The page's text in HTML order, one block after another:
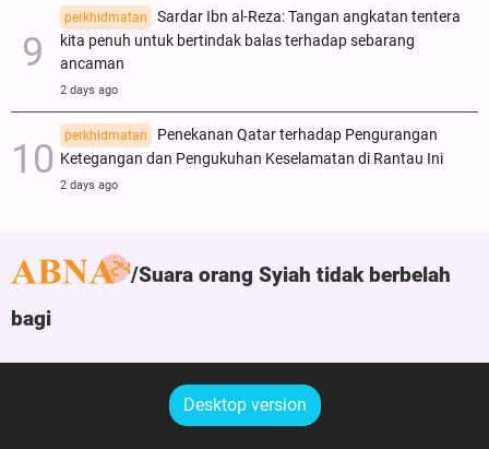
perkhidmatan
Sardar Ibn al-Reza: Tangan angkatan tentera
kita penuh untuk bertindak balas terhadap sebarang
ancaman
2 days ago
perkhidmatan
Penekanan Qatar terhadap Pengurangan
Ketegangan dan Pengukuhan Keselamatan di Rantau Ini
2 days ago
Suara orang Syiah tidak berbelah
bagi
Desktop version